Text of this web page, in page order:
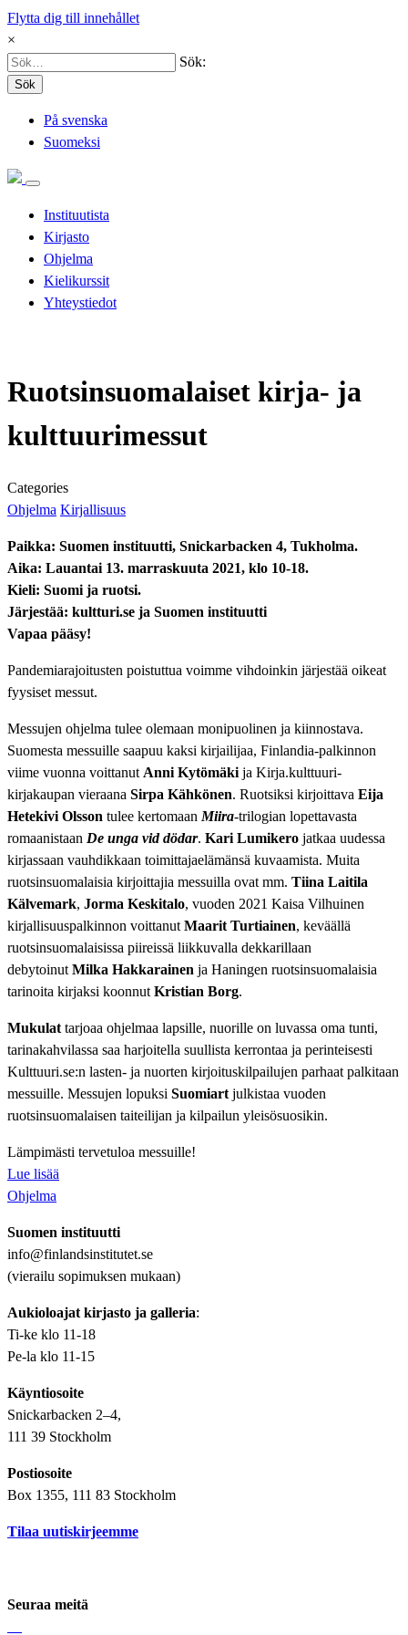
Flytta dig till innehållet
×
Sök:
Sök
På svenska
Suomeksi
Instituutista
Kirjasto
Ohjelma
Kielikurssit
Yhteystiedot
Ruotsinsuomalaiset kirja- ja
kulttuurimessut
Categories
Ohjelma Kirjallisuus
Paikka: Suomen instituutti, Snickarbacken 4, Tukholma.
Aika: Lauantai 13. marraskuuta 2021, klo 10-18.
Kieli: Suomi ja ruotsi.
Järjestää: kultturi.se ja Suomen instituutti
Vapaa pääsy!
Pandemiarajoitusten poistuttua voimme vihdoinkin järjestää oikeat
fyysiset messut.
Messujen ohjelma tulee olemaan monipuolinen ja kiinnostava.
Suomesta messuille saapuu kaksi kirjailijaa, Finlandia-palkinnon
viime vuonna voittanut Anni Kytömäki ja Kirja.kulttuuri-
kirjakaupan vieraana Sirpa Kähkönen. Ruotsiksi kirjoittava Eija
Hetekivi Olsson tulee kertomaan Miira-trilogian lopettavasta
romaanistaan De unga vid dödar. Kari Lumikero jatkaa uudessa
kirjassaan vauhdikkaan toimittajaelämänsä kuvaamista. Muita
ruotsinsuomalaisia kirjoittajia messuilla ovat mm. Tiina Laitila
Kälvemark, Jorma Keskitalo, vuoden 2021 Kaisa Vilhuinen
kirjallisuuspalkinnon voittanut Maarit Turtiainen, keväällä
ruotsinsuomalaisissa piireissä liikkuvalla dekkarillaan
debytoinut Milka Hakkarainen ja Haningen ruotsinsuomalaisia
tarinoita kirjaksi koonnut Kristian Borg.
Mukulat tarjoaa ohjelmaa lapsille, nuorille on luvassa oma tunti,
tarinakahvilassa saa harjoitella suullista kerrontaa ja perinteisesti
Kulttuuri.se:n lasten- ja nuorten kirjoituskilpailujen parhaat palkitaan
messuille. Messujen lopuksi Suomiart julkistaa vuoden
ruotsinsuomalaisen taiteilijan ja kilpailun yleisösuosikin.
Lämpimästi tervetuloa messuille!
Lue lisää
Ohjelma
Suomen instituutti
info@finlandsinstitutet.se
(vierailu sopimuksen mukaan)
Aukioloajat kirjasto ja galleria:
Ti-ke klo 11-18
Pe-la klo 11-15
Käyntiosoite
Snickarbacken 2–4,
111 39 Stockholm
Postiosoite
Box 1355, 111 83 Stockholm
Tilaa uutiskirjeemme
Seuraa meitä